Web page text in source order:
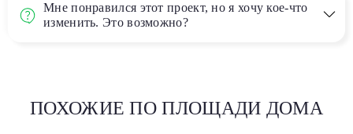
Мне понравился этот проект, но я хочу кое-что
изменить. Это возможно?
ПОХОЖИЕ ПО ПЛОЩАДИ ДОМА